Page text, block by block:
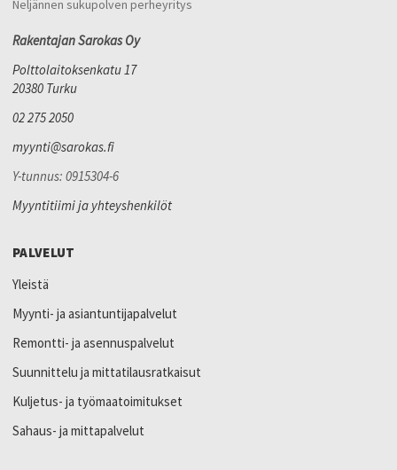
Neljännen sukupolven perheyritys
Rakentajan Sarokas Oy
Polttolaitoksenkatu 17
20380 Turku
02 275 2050
myynti@sarokas.fi
Y-tunnus: 0915304-6
Myyntitiimi ja yhteyshenkilöt
PALVELUT
Yleistä
Myynti- ja asiantuntijapalvelut
Remontti- ja asennuspalvelut
Suunnittelu ja mittatilausratkaisut
Kuljetus- ja työmaatoimitukset
Sahaus- ja mittapalvelut